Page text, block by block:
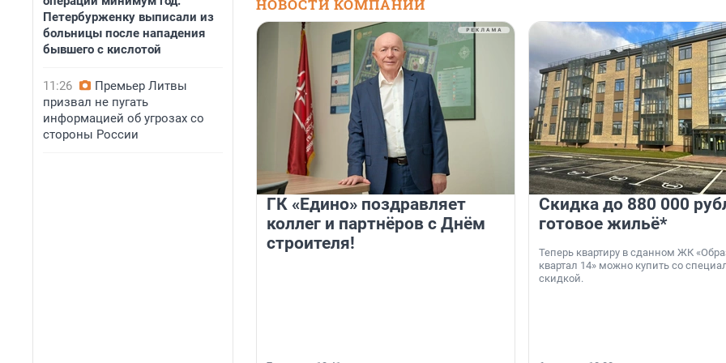
Петербурженку выписали из
больницы после нападения
бывшего с кислотой
11:26
Премьер Литвы
призвал не пугать
информацией об угрозах со
стороны России
НОВОСТИ КОМПАНИЙ
ГК «Едино» поздравляет
коллег и партнёров с Днём
строителя!
Скидка до 880 000
готовое жильё*
Теперь квартиру в сданном ЖК
квартал 14» можно купить со
скидкой.